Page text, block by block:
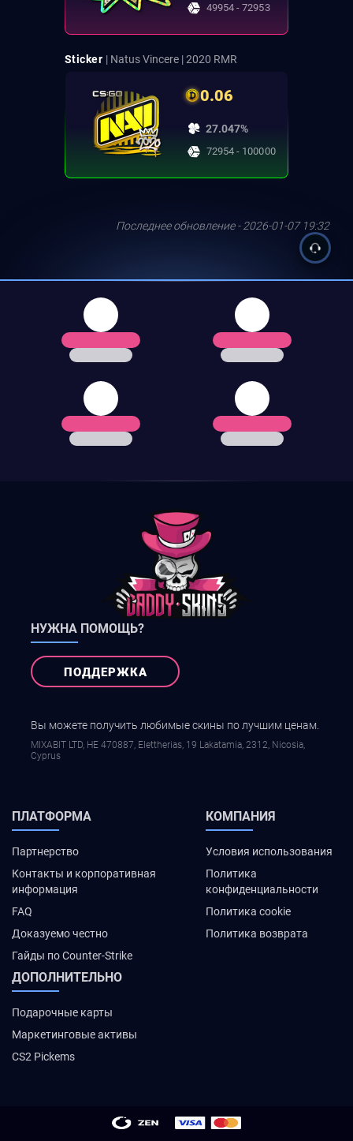
49954 - 72953
Sticker | Natus Vincere | 2020 RMR
0.06
27.047%
72954 - 100000
Последнее обновление - 2026-01-07 19:32
НУЖНА ПОМОЩЬ?
ПОДДЕРЖКА
Вы можете получить любимые скины по лучшим ценам.
MIXABIT LTD, ΗΕ 470887, Elettherias, 19 Lakatamia, 2312, Nicosia,
Cyprus
ПЛАТФОРМА
Партнерство
Контакты и корпоративная
информация
FAQ
Доказуемо честно
Гайды по Counter-Strike
КОМПАНИЯ
Условия использования
Политика
конфиденциальности
Политика cookie
Политика возврата
ДОПОЛНИТЕЛЬНО
Подарочные карты
Маркетинговые активы
CS2 Pickems